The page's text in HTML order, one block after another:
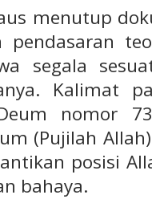
menutup
pendasaran
segala
Kalimat
nomor
(Pujilah
posisi
bahaya.